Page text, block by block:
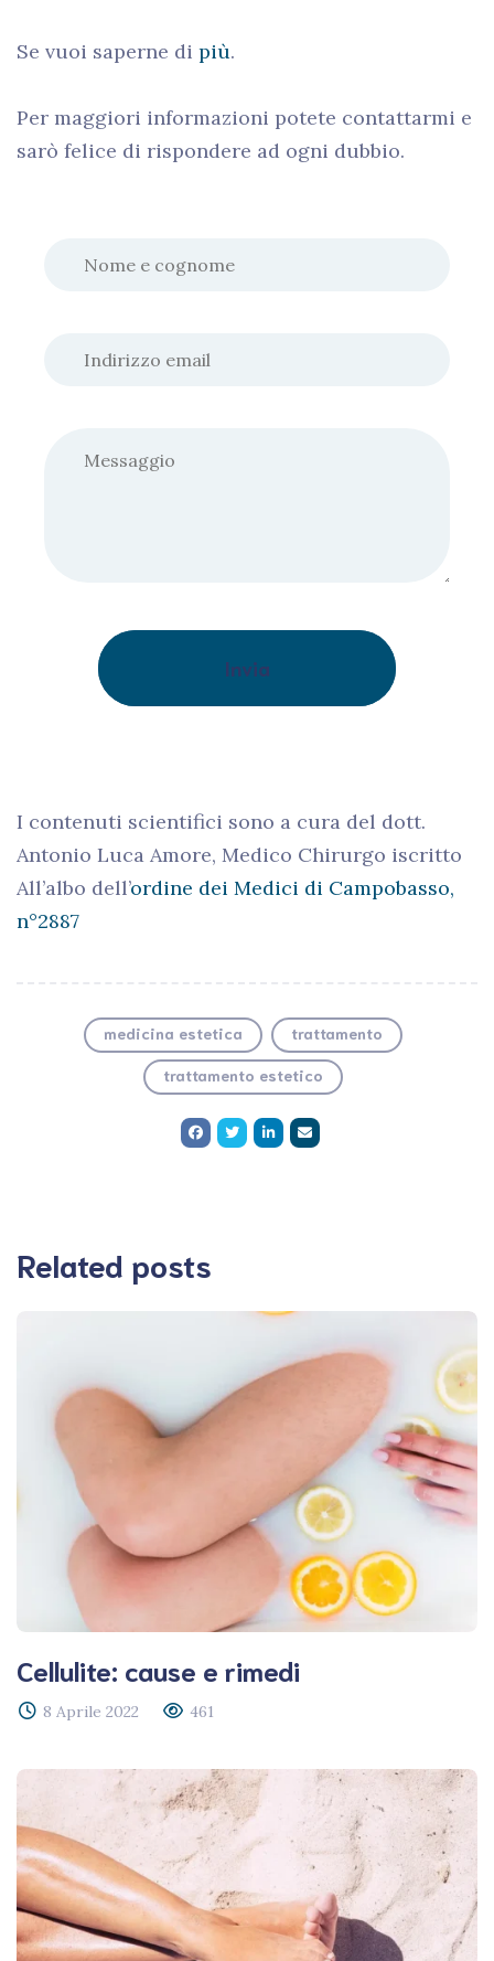
Se vuoi saperne di più.
Per maggiori informazioni potete contattarmi e
sarò felice di rispondere ad ogni dubbio.
I contenuti scientifici sono a cura del dott.
Antonio Luca Amore, Medico Chirurgo iscritto
All’albo dell’ordine dei Medici di Campobasso,
n°2887
medicina estetica trattamento
trattamento estetico
Related posts
Cellulite: cause e rimedi
8 Aprile 2022 461